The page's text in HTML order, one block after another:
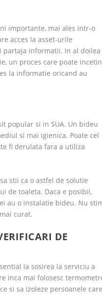
importante, mai ales intr-o
acces la asset-urile
partaja informatii. In al doilea
un proces care poate
la informatie oricand au
popular si in SUA. Un bideu
si mai igienica. Poate cel
fi derulata fara a utiliza
stii ca o astfel de solutie
de toaleta. Daca e posibil,
au o instalatie bideu. Nu
curat.
DE
la sosirea la serviciu a
inca mai folosesc
si sa izoleze persoanele care